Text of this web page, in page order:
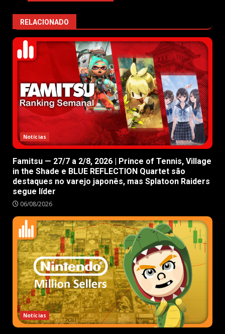
RELACIONADO
Notícias
Famitsu — 27/7 a 2/8, 2026 | Prince of Tennis, Village
in the Shade e BLUE REFLECTION Quartet são
destaques no varejo japonês, mas Splatoon Raiders
segue líder
06/08/2026
Notícias